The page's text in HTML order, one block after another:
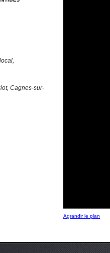
Cagnes-sur-
Agrandir le plan